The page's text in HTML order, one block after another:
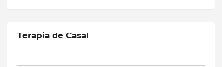
Terapia de Casal